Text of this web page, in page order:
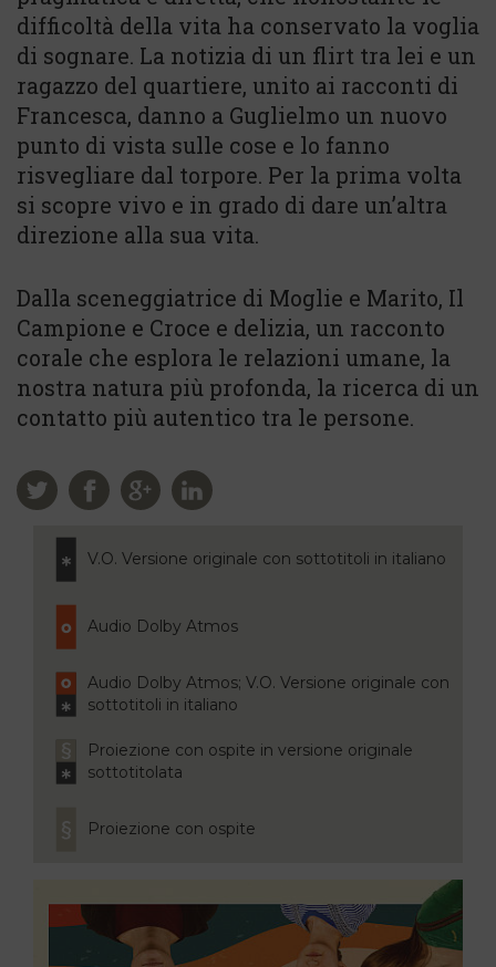
difficoltà della vita ha conservato la voglia
di sognare. La notizia di un flirt tra lei e un
ragazzo del quartiere, unito ai racconti di
Francesca, danno a Guglielmo un nuovo
punto di vista sulle cose e lo fanno
risvegliare dal torpore. Per la prima volta
si scopre vivo e in grado di dare un’altra
direzione alla sua vita.
Dalla sceneggiatrice di Moglie e Marito, Il
Campione e Croce e delizia, un racconto
corale che esplora le relazioni umane, la
nostra natura più profonda, la ricerca di un
contatto più autentico tra le persone.
V.O. Versione originale con sottotitoli in italiano
Audio Dolby Atmos
Audio Dolby Atmos; V.O. Versione originale con
sottotitoli in italiano
Proiezione con ospite in versione originale
sottotitolata
Proiezione con ospite